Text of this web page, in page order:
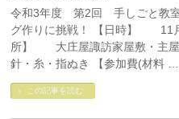
令和3年度 第2回 手しごと教
グ作りに挑戦！ 【日時】 11
所】 大庄屋諏訪家屋敷・主屋
針・糸・指ぬき 【参加費(材料 …
この記事を読む